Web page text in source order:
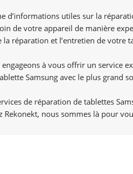
d’informations utiles sur la
de votre appareil de manière
réparation et l’entretien de votre
à vous offrir un service
Samsung avec le plus grand
de réparation de tablettes
nous sommes là pour